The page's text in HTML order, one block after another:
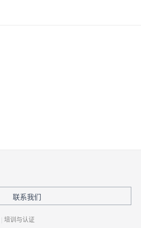
联系我们
| 培训与认证